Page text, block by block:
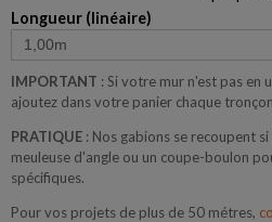
Longueur (linéaire)
IMPORTANT : Si votre mur n'est pas en
ajoutez dans votre panier chaque
PRATIQUE : Nos gabions se recoupent
meuleuse d'angle ou un coupe-boulon
spécifiques.
Pour vos projets de plus de 50 métres,